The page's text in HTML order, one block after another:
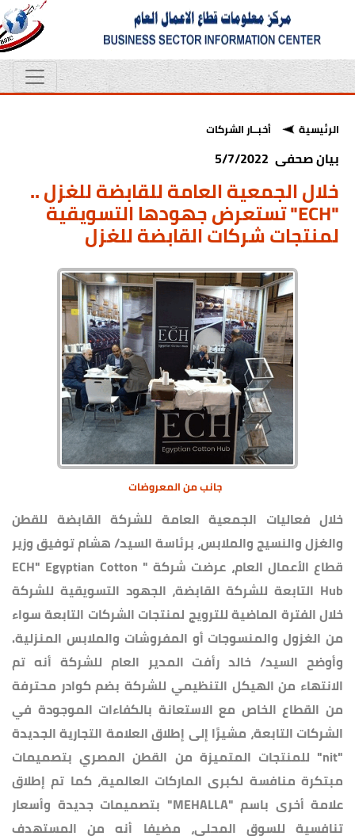
الرئيسية أخبــار الشركات
بيان صحفى 5/7/2022
خلال الجمعية العامة للقابضة للغزل ..
"ECH" تستعرض جهودها التسويقية
لمنتجات شركات القابضة للغزل
جانب من المعروضات
خلال فعاليات الجمعية العامة للشركة القابضة للقطن
والغزل والنسيج والملابس، برئاسة السيد/ هشام توفيق وزير
قطاع الأعمال العام، عرضت شركة " ECH" Egyptian Cotton
Hub التابعة للشركة القابضة، الجهود التسويقية للشركة
خلال الفترة الماضية للترويج لمنتجات الشركات التابعة سواء
من الغزول والمنسوجات أو المفروشات والملابس المنزلية.
وأوضح السيد/ خالد رأفت المدير العام للشركة أنه تم
الانتهاء من الهيكل التنظيمي للشركة بضم كوادر محترفة
من القطاع الخاص مع الاستعانة بالكفاءات الموجودة في
الشركات التابعة، مشيرًا إلى إطلاق العلامة التجارية الجديدة
"nit" للمنتجات المتميزة من القطن المصري بتصميمات
مبتكرة منافسة لكبرى الماركات العالمية، كما تم إطلاق
علامة أخرى باسم "MEHALLA" بتصميمات جديدة وأسعار
تنافسية للسوق المحلي، مضيفا أنه من المستهدف